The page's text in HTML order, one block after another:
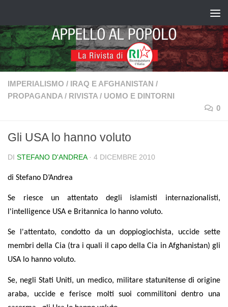
IMPERIALISMO / IRAQ E AFGHANISTAN /
PROPAGANDA / RIVISTA / UOMO E DINTORNI
0
Gli USA lo hanno voluto
DI STEFANO D'ANDREA · 4 DICEMBRE 2010
di Stefano D’Andrea
Se riesce un attentato degli islamisti internazionalisti,
l'intelligence USA e Britannica lo hanno voluto.
Se l'attentato, condotto da un doppiogiochista, uccide sette
membri della Cia (tra i quali il capo della Cia in Afghanistan) gli
USA lo hanno voluto.
Se, negli Stati Uniti, un medico, militare statunitense di origine
araba, uccide e ferisce molti suoi commilitoni dentro una